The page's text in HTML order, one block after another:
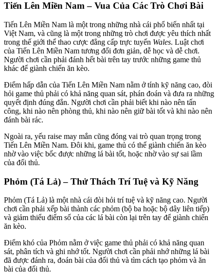
Tiến Lên Miền Nam – Vua Của Các Trò Chơi Bài
Tiến Lên Miền Nam là một trong những nhà cái phổ biến nhất tại
Việt Nam, và cũng là một trong những trò chơi được yêu thích nhất
trong thế giới thể thao cược đẳng cấp trực tuyến Wales. Luật chơi
của Tiến Lên Miền Nam tương đối đơn giản, dễ học và dễ chơi.
Người chơi cần phải đánh hết bài trên tay trước những game thủ
khác để giành chiến ăn kèo.
Điểm hấp dẫn của Tiến Lên Miền Nam nằm ở tính kỹ năng cao, đòi
hỏi game thủ phải có khả năng quan sát, phán đoán và đưa ra những
quyết định đúng đắn. Người chơi cần phải biết khi nào nên tấn
công, khi nào nên phòng thủ, khi nào nên giữ bài tốt và khi nào nên
đánh bài rác.
Ngoài ra, yếu raise may mắn cũng đóng vai trò quan trọng trong
Tiến Lên Miền Nam. Đôi khi, game thủ có thể giành chiến ăn kèo
nhờ vào việc bốc được những lá bài tốt, hoặc nhờ vào sự sai lầm
của đối thủ.
Phỏm (Tá Lả) – Thử Thách Trí Tuệ và Kỹ Năng
Phỏm (Tá Lả) là một nhà cái đòi hỏi trí tuệ và kỹ năng cao. Người
chơi cần phải xếp bài thành các phỏm (bộ ba hoặc bộ dây liên tiếp)
và giảm thiểu điểm số của các lá bài còn lại trên tay để giành chiến
ăn kèo.
Điểm khó của Phỏm nằm ở việc game thủ phải có khả năng quan
sát, phân tích và ghi nhớ tốt. Người chơi cần phải nhớ những lá bài
đã được đánh ra, đoán bài của đối thủ và tìm cách tạo phỏm và ăn
bài của đối thủ.